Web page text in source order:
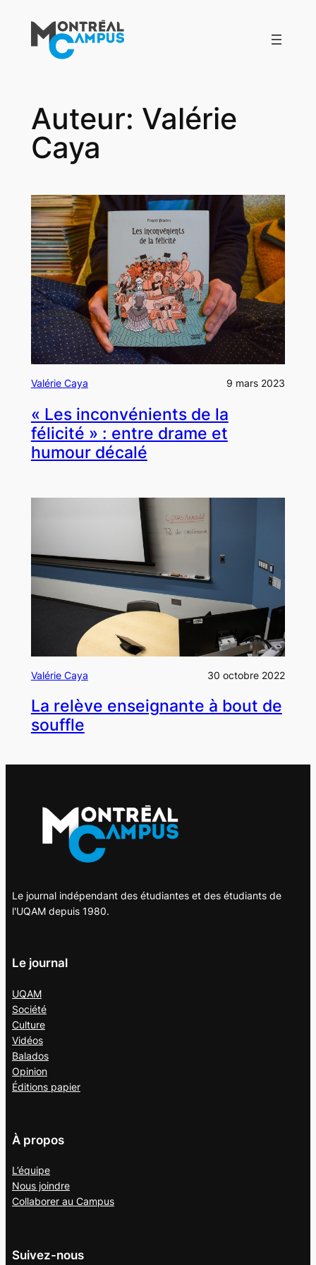
contenu
Auteur: Valérie
Caya
Valérie Caya 9 mars 2023
« Les inconvénients de la
félicité » : entre drame et
humour décalé
Valérie Caya 30 octobre 2022
La relève enseignante à bout de
souffle
Le journal indépendant des étudiantes et des étudiants de
l'UQAM depuis 1980.
Le journal
UQAM
Société
Culture
Vidéos
Balados
Opinion
Éditions papier
À propos
L’équipe
Nous joindre
Collaborer au Campus
Suivez-nous